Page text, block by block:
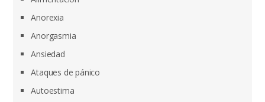
Anorexia
Anorgasmia
Ansiedad
Ataques de pánico
Autoestima